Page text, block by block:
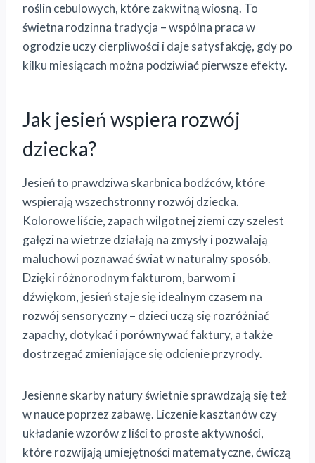
roślin cebulowych, które zakwitną wiosną. To
świetna rodzinna tradycja – wspólna praca w
ogrodzie uczy cierpliwości i daje satysfakcję, gdy po
kilku miesiącach można podziwiać pierwsze efekty.
Jak jesień wspiera rozwój
dziecka?
Jesień to prawdziwa skarbnica bodźców, które
wspierają wszechstronny rozwój dziecka.
Kolorowe liście, zapach wilgotnej ziemi czy szelest
gałęzi na wietrze działają na zmysły i pozwalają
maluchowi poznawać świat w naturalny sposób.
Dzięki różnorodnym fakturom, barwom i
dźwiękom, jesień staje się idealnym czasem na
rozwój sensoryczny – dzieci uczą się rozróżniać
zapachy, dotykać i porównywać faktury, a także
dostrzegać zmieniające się odcienie przyrody.
Jesienne skarby natury świetnie sprawdzają się też
w nauce poprzez zabawę. Liczenie kasztanów czy
układanie wzorów z liści to proste aktywności,
które rozwijają umiejętności matematyczne, ćwiczą